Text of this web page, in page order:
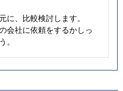
に、比較検討します。
会社に依頼をするかしっ
。